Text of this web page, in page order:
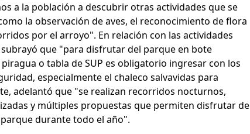
a la población a descubrir otras actividades que se
la observación de aves, el reconocimiento de flora
por el arroyo". En relación con las actividades
que "para disfrutar del parque en bote
o tabla de SUP es obligatorio ingresar con los
especialmente el chaleco salvavidas para
adelantó que "se realizan recorridos nocturnos,
y múltiples propuestas que permiten disfrutar de
durante todo el año".